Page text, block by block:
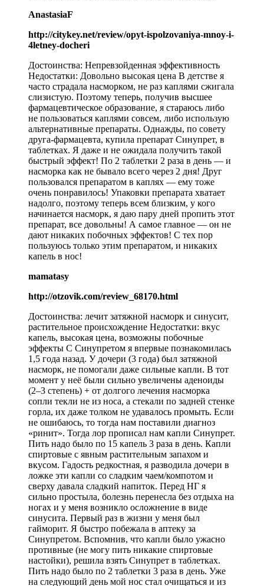
AnastasiaF
http://citykey.net/review/opyt-ispolzovaniya-mnoy-i-
4letney-docheri
Достоинства: Непревзойденная эффективность
Недостатки: Довольно высокая цена В детстве я
часто страдала насморком, не раз каплями сжигала
слизистую. Поэтому теперь, получив высшее
фармацевтическое образование, я стараюсь либо
не пользоваться каплями совсем, либо использую
альтернативные препараты. Однажды, по совету
друга-фармацевта, купила препарат Синупрет, в
таблетках. Я даже и не ожидала получить такой
быстрый эффект! По 2 таблетки 2 раза в день — и
насморка как не бывало всего через 2 дня! Друг
пользовался препаратом в каплях — ему тоже
очень понравилось! Упаковки препарата хватает
надолго, поэтому теперь всем близким, у кого
начинается насморк, я даю пару дней пропить этот
препарат, все довольны! А самое главное — он не
дают никаких побочных эффектов! С тех пор
пользуюсь только этим препаратом, и никаких
капель в нос!
mamatasy
http://otzovik.com/review_68170.html
Достоинства: лечит затяжной насморк и синусит,
растительное происхождение Недостатки: вкус
капель, высокая цена, возможны побочные
эффекты С Синупретом я впервые познакомилась
1,5 года назад. У дочери (3 года) был затяжной
насморк, не помогали даже сильные капли. В тот
момент у неё были сильно увеличены аденоиды
(2–3 степень) + от долгого лечения насморка
сопли текли не из носа, а стекали по задней стенке
горла, их даже толком не удавалось промыть. Если
не ошибаюсь, то тогда нам поставили диагноз
«ринит». Тогда лор прописал нам капли Синупрет.
Пить надо было по 15 капель 3 раза в день. Капли
спиртовые с явным растительным запахом и
вкусом. Гадость редкостная, я разводила дочери в
ложке эти капли со сладким чаем/компотом и
сверху давала сладкий напиток. Перед НГ я
сильно простыла, болезнь перенесла без отдыха на
ногах и у меня возникло осложнение в виде
синусита. Первый раз в жизни у меня был
гайморит. Я быстро побежала в аптеку за
Синупретом. Вспомнив, что капли было ужасно
противные (не могу пить никакие спиртовые
настойки), решила взять Синупрет в таблетках.
Пить надо было по 2 таблетки 3 раза в день. Уже
на следующий день мой нос стал очищаться и из